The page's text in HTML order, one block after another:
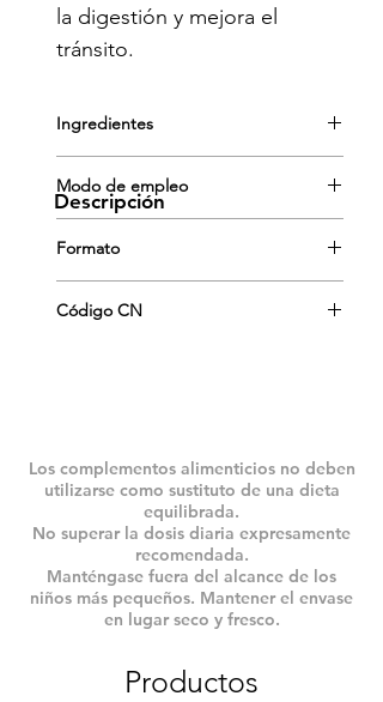
Descripción
la digestión y mejora el
tránsito.
Ingredientes
Modo de empleo
repartidas con las principales
comidas.
Formato
Código CN
Los complementos alimenticios no deben
utilizarse como sustituto de una dieta
equilibrada.
No superar la dosis diaria expresamente
recomendada.
Manténgase fuera del alcance de los
niños más pequeños. Mantener el envase
en lugar seco y fresco.
Productos